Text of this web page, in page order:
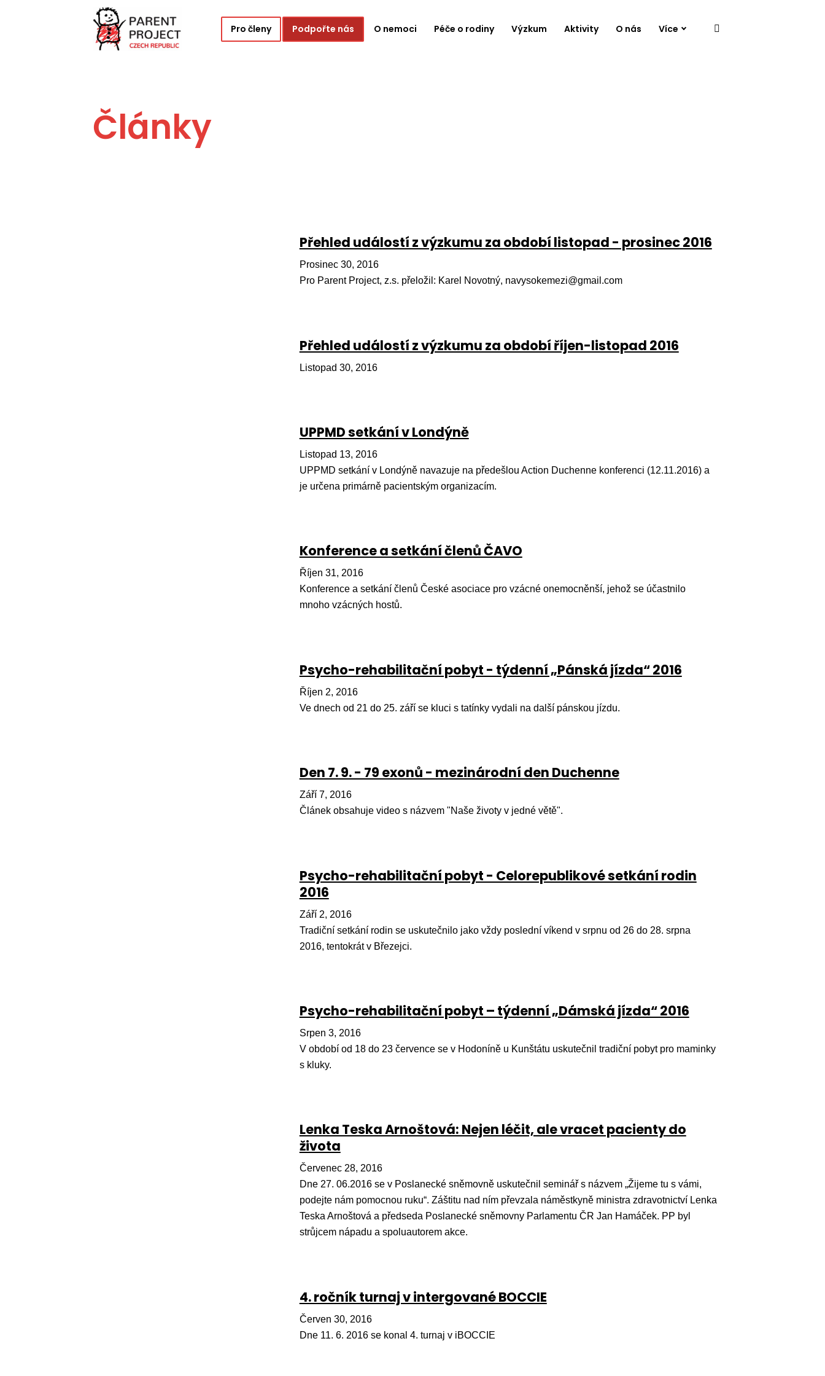
Pro členy Podpořte nás O nemoci Péče o rodiny Výzkum Aktivity O nás Více
Články
Přehled událostí z výzkumu za období listopad - prosinec 2016
Prosinec 30, 2016
Pro Parent Project, z.s. přeložil: Karel Novotný, navysokemezi@gmail.com
Přehled událostí z výzkumu za období říjen-listopad 2016
Listopad 30, 2016
UPPMD setkání v Londýně
Listopad 13, 2016
UPPMD setkání v Londýně navazuje na předešlou Action Duchenne konferenci (12.11.2016) a
je určena primárně pacientským organizacím.
Konference a setkání členů ČAVO
Říjen 31, 2016
Konference a setkání členů České asociace pro vzácné onemocněnší, jehož se účastnilo
mnoho vzácných hostů.
Psycho-rehabilitační pobyt - týdenní „Pánská jízda“ 2016
Říjen 2, 2016
Ve dnech od 21 do 25. září se kluci s tatínky vydali na další pánskou jízdu.
Den 7. 9. - 79 exonů - mezinárodní den Duchenne
Září 7, 2016
Článek obsahuje video s názvem "Naše životy v jedné větě".
Psycho-rehabilitační pobyt - Celorepublikové setkání rodin
2016
Září 2, 2016
Tradiční setkání rodin se uskutečnilo jako vždy poslední víkend v srpnu od 26 do 28. srpna
2016, tentokrát v Březejci.
Psycho-rehabilitační pobyt – týdenní „Dámská jízda“ 2016
Srpen 3, 2016
V období od 18 do 23 července se v Hodoníně u Kunštátu uskutečnil tradiční pobyt pro maminky
s kluky.
Lenka Teska Arnoštová: Nejen léčit, ale vracet pacienty do
života
Červenec 28, 2016
Dne 27. 06.2016 se v Poslanecké sněmovně uskutečnil seminář s názvem „Žijeme tu s vámi,
podejte nám pomocnou ruku“. Záštitu nad ním převzala náměstkyně ministra zdravotnictví Lenka
Teska Arnoštová a předseda Poslanecké sněmovny Parlamentu ČR Jan Hamáček. PP byl
strůjcem nápadu a spoluautorem akce.
4. ročník turnaj v intergované BOCCIE
Červen 30, 2016
Dne 11. 6. 2016 se konal 4. turnaj v iBOCCIE